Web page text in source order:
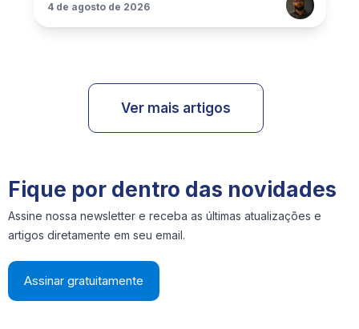
4 de agosto de 2026
Ver mais artigos
Fique por dentro das novidades
Assine nossa newsletter e receba as últimas atualizações e
artigos diretamente em seu email.
Assinar gratuitamente